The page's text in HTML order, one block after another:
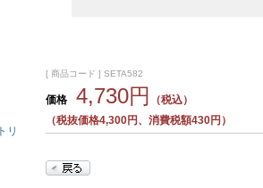
[ 商品コード ] SETA582
価格 4,730円
（税込）
（税抜価格4,300円、消費税額430円）
リ